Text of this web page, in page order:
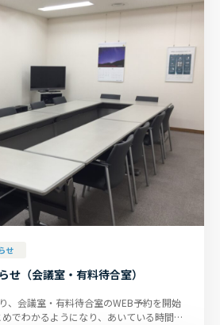
せ
せ（会議室・有料待合室）
、会議室・有料待合室のWEB予約を開始
でわかるようになり、あいている時間を